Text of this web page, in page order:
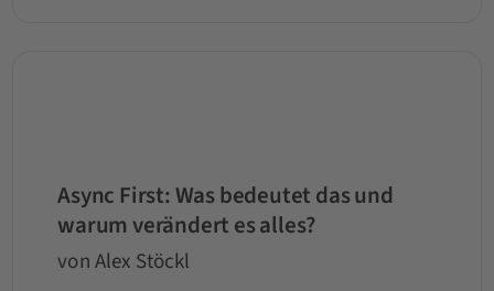
Async First: Was bedeutet das und
warum verändert es alles?
von Alex Stöckl